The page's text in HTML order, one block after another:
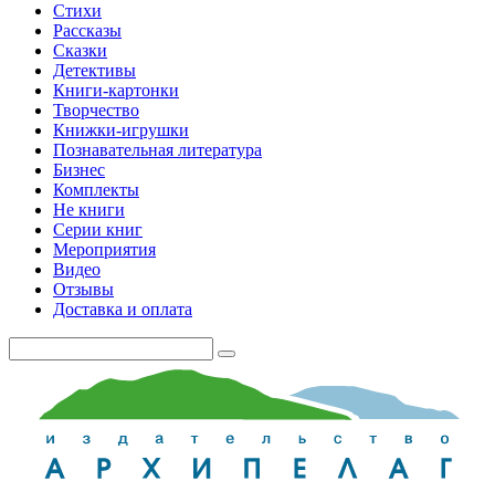
Стихи
Рассказы
Сказки
Детективы
Книги-картонки
Творчество
Книжки-игрушки
Познавательная литература
Бизнес
Комплекты
Не книги
Серии книг
Мероприятия
Видео
Отзывы
Доставка и оплата